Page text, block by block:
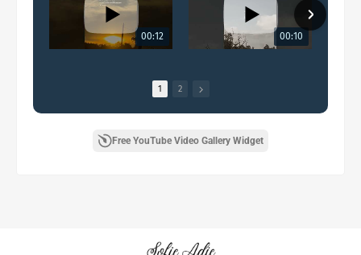
00:12 00:10
1 2
Free YouTube Video Gallery Widget